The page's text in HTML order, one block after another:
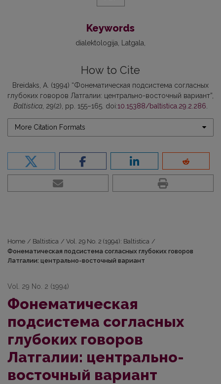
Keywords
dialektologija Latgala
How to Cite
Breidaks, A. (1994) “Фонематическая подсистема согласных
глубоких говоров Латгалии: центрально-восточный вариант”,
Baltistica , 29(2), pp. 155–165. doi:10.15388/baltistica.29.2.286
More Citation Formats
Home / Baltistica / Vol. 29 No. 2 (1994): Baltistica /
Фонематическая подсистема согласных глубоких говоров
Латгалии: центрально-восточный вариант
Vol. 29 No. 2 (1994)
Фонематическая
подсистема согласных
глубоких говоров
Латгалии: центрально-
восточный вариант